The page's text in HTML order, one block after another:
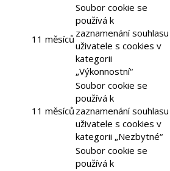
11 měsíců
Soubor cookie se
používá k
zaznamenání souhlasu
uživatele s cookies v
kategorii
„Výkonnostní“
11 měsíců
Soubor cookie se
používá k
zaznamenání souhlasu
uživatele s cookies v
kategorii „Nezbytné“
Soubor cookie se
používá k